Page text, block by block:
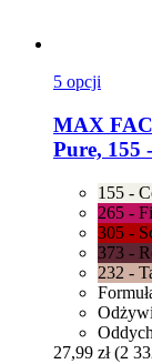
5 opcji
MAX
Pure, 155
155 -
265 -
305 -
373 -
232 -
27,99 zł (2